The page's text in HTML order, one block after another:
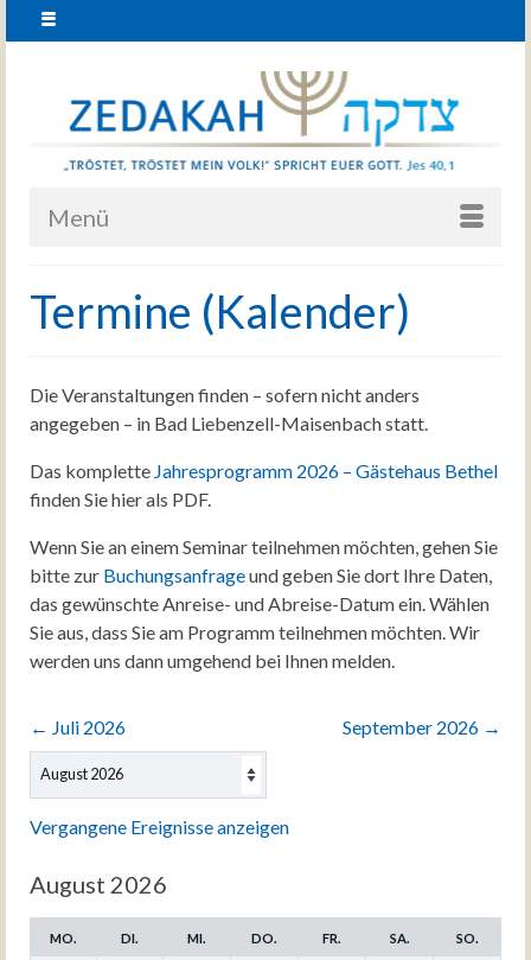
Menü
Termine (Kalender)
Die Veranstaltungen finden – sofern nicht anders
angegeben – in Bad Liebenzell-Maisenbach statt.
Das komplette Jahresprogramm 2026 – Gästehaus Bethel
finden Sie hier als PDF.
Wenn Sie an einem Seminar teilnehmen möchten, gehen Sie
bitte zur Buchungsanfrageund geben Sie dort Ihre Daten,
das gewünschte Anreise- und Abreise-Datum ein. Wählen
Sie aus, dass Sie am Programm teilnehmen möchten. Wir
werden uns dann umgehend bei Ihnen melden.
← Juli 2026 September 2026 →
Auswahl
Monats
Vergangene Ereignisse anzeigen
August 2026
MO. DI. MI. DO. FR. SA. SO.